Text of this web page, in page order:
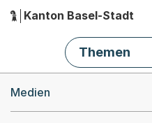
Hauptnavigation
Kanton Basel-Stadt
Themen
Medien